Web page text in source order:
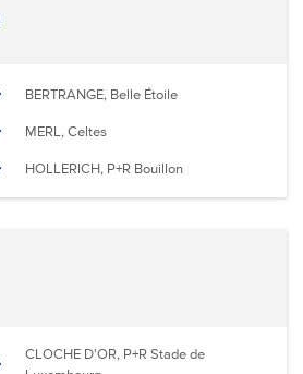
BERTRANGE, Belle Étoile
MERL, Celtes
HOLLERICH, P+R Bouillon
CLOCHE D'OR, P+R Stade de